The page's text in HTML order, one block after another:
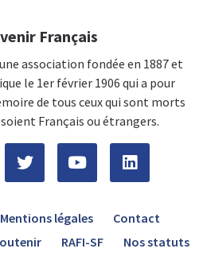
Français
association fondée en 1887 et
le 1er février 1906 qui a pour
de tous ceux qui sont morts
Français ou étrangers.
Mentions légales
Contact
RAFI-SF Nos statuts